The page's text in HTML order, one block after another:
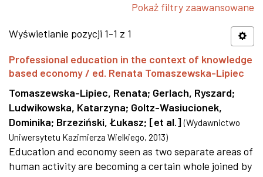
Pokaż filtry zaawansowane
Wyświetlanie pozycji 1-1 z 1
Professional education in the context of knowledge
based economy / ed. Renata Tomaszewska-Lipiec
Tomaszewska-Lipiec, Renata; Gerlach, Ryszard;
Ludwikowska, Katarzyna; Goltz-Wasiucionek,
Dominika; Brzeziński, Łukasz; [et al.] (Wydawnictwo
Uniwersytetu Kazimierza Wielkiego, 2013)
Education and economy seen as two separate areas of
human activity are becoming a certain whole joined by